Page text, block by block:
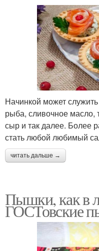
Начинкой может
рыба, сливочное масло,
сыр и так далее. Более
стать любой любимый
читать дальше →
Пышки, как в
ГОСТовские